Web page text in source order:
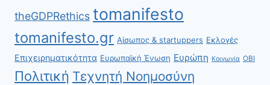
theGDPRethics tomanifesto
tomanifesto.gr Αίσωπος & startuppers Εκλογές
Επιχειρηματικότητα Ευρωπαϊκή Ένωση Ευρώπη Κοινωνία ΟΒΙ
Πολιτική Τεχνητή Νοημοσύνη